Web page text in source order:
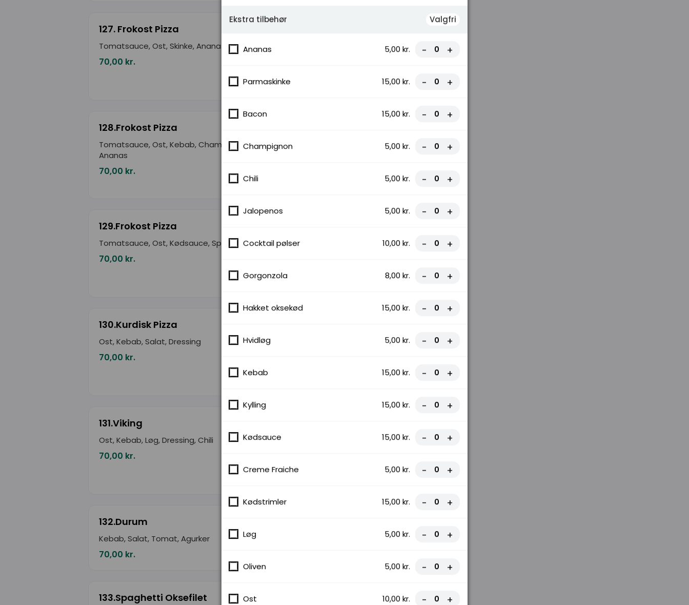
127. Frokost Pizza
Tomatsauce, Ost, Skinke, Ananas
70,00 kr.
128.Frokost Pizza
Tomatsauce, Ost, Kebab, Champignon,
Ananas
70,00 kr.
129.Frokost Pizza
Tomatsauce, Ost, Kødsauce, Spaghetti
70,00 kr.
130.Kurdisk Pizza
Ost, Kebab, Salat, Dressing
70,00 kr.
131.Viking
Ost, Kebab, Løg, Dressing, Chili
70,00 kr.
132.Durum
Kebab, Salat, Tomat, Agurker
70,00 kr.
133.Spaghetti Oksefilet
Ekstra tilbehør Valgfri
Ananas 5,00 kr. - +
Parmaskinke 15,00 kr. - +
Bacon 15,00 kr. - +
Champignon 5,00 kr. - +
Chili 5,00 kr. - +
Jalopenos 5,00 kr. - +
Cocktail pølser 10,00 kr. - +
Gorgonzola 8,00 kr. - +
Hakket oksekød 15,00 kr. - +
Hvidløg 5,00 kr. - +
Kebab 15,00 kr. - +
Kylling 15,00 kr. - +
Kødsauce 15,00 kr. - +
Creme Fraiche 5,00 kr. - +
Kødstrimler 15,00 kr. - +
Løg 5,00 kr. - +
Oliven 5,00 kr. - +
Ost 10,00 kr. - +